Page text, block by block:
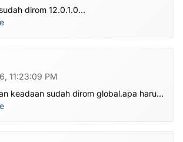
dirom 12.0.1.0
perlu flash Rom lagi om.tolong om
11:23:09 PM
keadaan sudah dirom global.apa harus
dlu bang